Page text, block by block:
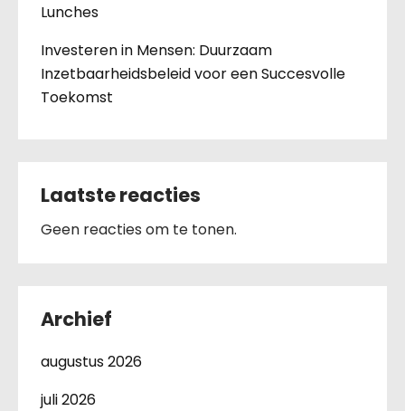
Lunches
Investeren in Mensen: Duurzaam
Inzetbaarheidsbeleid voor een Succesvolle
Toekomst
Laatste reacties
Geen reacties om te tonen.
Archief
augustus 2026
juli 2026